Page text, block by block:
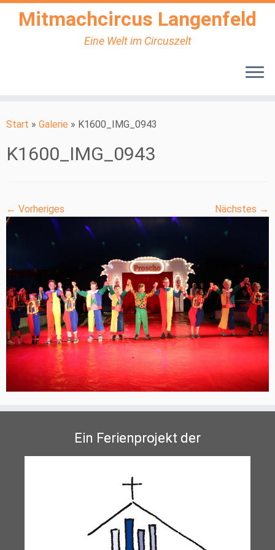
Inhalt
Mitmachcircus Langenfeld
Eine Welt im Circuszelt
Start » Galerie » K1600_IMG_0943
K1600_IMG_0943
← Vorheriges Nächstes →
Ein Ferienprojekt der